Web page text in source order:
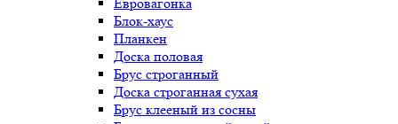
Блок-хаус
Планкен
Доска половая
Брус строганный
Доска строганная сухая
Брус клееный из сосны